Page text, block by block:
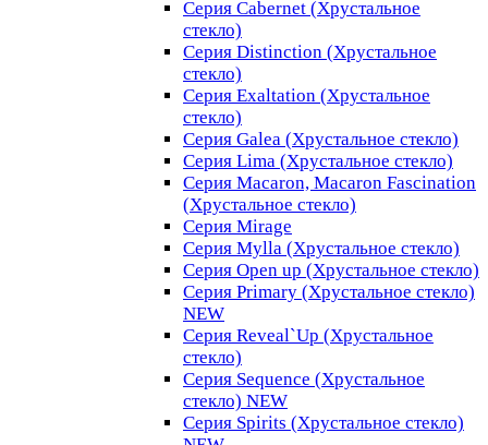
Серия Cabernet (Хрустальное
стекло)
Серия Distinction (Хрустальное
стекло)
Серия Exaltation (Хрустальное
стекло)
Серия Galea (Хрустальное стекло)
Серия Lima (Хрустальное стекло)
Серия Macaron, Macaron Fascination
(Хрустальное стекло)
Серия Mirage
Серия Mylla (Хрустальное стекло)
Серия Open up (Хрустальное стекло)
Серия Primary (Хрустальное стекло)
NEW
Серия Reveal`Up (Хрустальное
стекло)
Серия Sequence (Хрустальное
стекло) NEW
Серия Spirits (Хрустальное стекло)